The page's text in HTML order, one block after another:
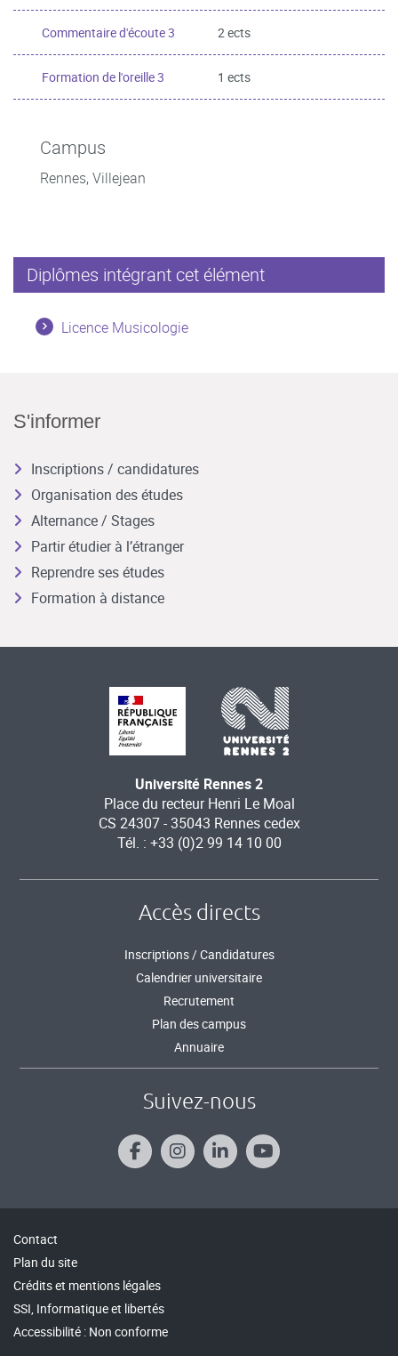
Commentaire d'écoute 3 2 ects
Formation de l'oreille 3 1 ects
Campus
Rennes, Villejean
Diplômes intégrant cet élément
Licence Musicologie
S'informer
Inscriptions / candidatures
Organisation des études
Alternance / Stages
Partir étudier à l’étranger
Reprendre ses études
Formation à distance
Université Rennes 2
Place du recteur Henri Le Moal
CS 24307 - 35043 Rennes cedex
Tél. : +33 (0)2 99 14 10 00
Accès directs
Inscriptions / Candidatures
Calendrier universitaire
Recrutement
Plan des campus
Annuaire
Suivez-nous
Contact
Plan du site
Crédits et mentions légales
SSI, Informatique et libertés
Accessibilité : Non conforme